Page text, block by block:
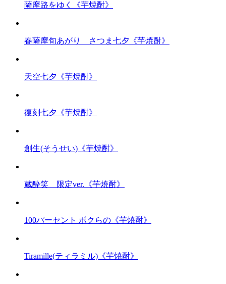
薩摩路をゆく《芋焼酎》
春薩摩旬あがり さつま七夕《芋焼酎》
天空七夕《芋焼酎》
復刻七夕《芋焼酎》
創生(そうせい)《芋焼酎》
蔵酔笑 限定ver.《芋焼酎》
100パーセント ボクらの《芋焼酎》
Tiramille(ティラミル)《芋焼酎》